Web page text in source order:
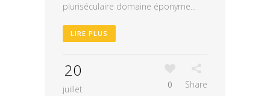
pluriséculaire domaine éponyme...
LIRE PLUS
20
juillet 0 Share